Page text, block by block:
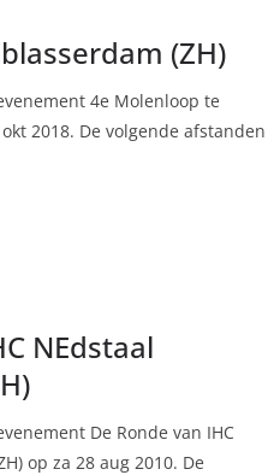
(ZH)
4e Molenloop te
2018. De volgende afstanden
NEdstaal
De Ronde van IHC
op za 28 aug 2010. De